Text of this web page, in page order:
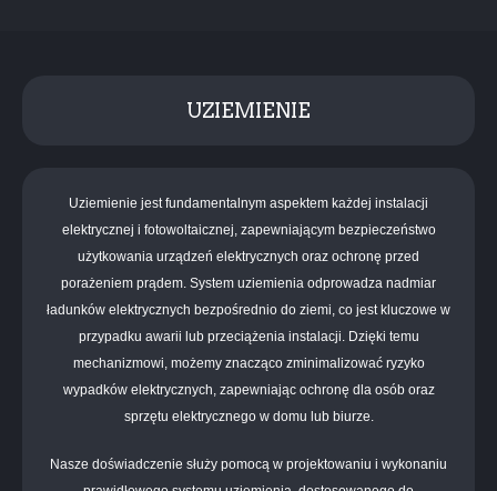
UZIEMIENIE
Uziemienie jest fundamentalnym aspektem każdej instalacji
elektrycznej i fotowoltaicznej, zapewniającym bezpieczeństwo
użytkowania urządzeń elektrycznych oraz ochronę przed
porażeniem prądem. System uziemienia odprowadza nadmiar
ładunków elektrycznych bezpośrednio do ziemi, co jest kluczowe w
przypadku awarii lub przeciążenia instalacji. Dzięki temu
mechanizmowi, możemy znacząco zminimalizować ryzyko
wypadków elektrycznych, zapewniając ochronę dla osób oraz
sprzętu elektrycznego w domu lub biurze.
Nasze doświadczenie służy pomocą w projektowaniu i wykonaniu